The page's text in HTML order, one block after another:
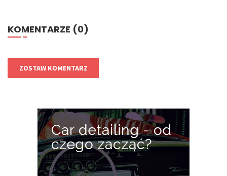
KOMENTARZE (0)
ZOSTAW KOMENTARZ